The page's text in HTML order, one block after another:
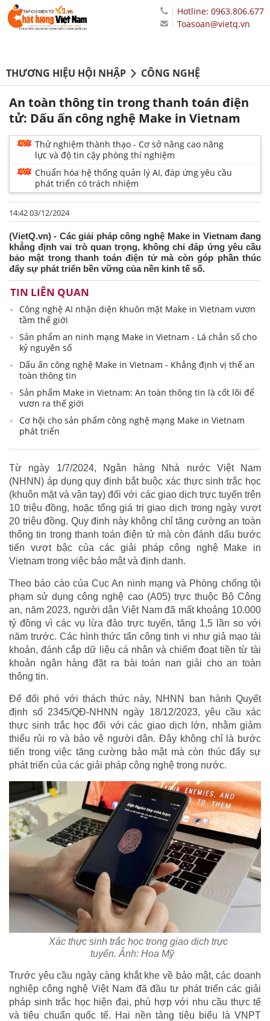
Hotline: 0963.806.677
Toasoan@vietq.vn
THƯƠNG HIỆU HỘI NHẬP CÔNG NGHỆ
An toàn thông tin trong thanh toán điện
tử: Dấu ấn công nghệ Make in Vietnam
Thử nghiệm thành thạo - Cơ sở nâng cao năng
lực và độ tin cậy phòng thí nghiệm
Chuẩn hóa hệ thống quản lý AI, đáp ứng yêu cầu
phát triển có trách nhiệm
14:42 03/12/2024
(VietQ.vn) - Các giải pháp công nghệ Make in Vietnam đang
khẳng định vai trò quan trọng, không chỉ đáp ứng yêu cầu
bảo mật trong thanh toán điện tử mà còn góp phần thúc
đẩy sự phát triển bền vững của nền kinh tế số.
TIN LIÊN QUAN
Công nghệ AI nhận diện khuôn mặt Make in Vietnam vươn
tầm thế giới
Sản phẩm an ninh mạng Make in Vietnam - Lá chắn số cho
kỷ nguyên số
Dấu ấn công nghệ Make in Vietnam - Khẳng định vị thế an
toàn thông tin
Sản phẩm Make in Vietnam: An toàn thông tin là cốt lõi để
vươn ra thế giới
Cơ hội cho sản phẩm công nghệ mạng Make in Vietnam
phát triển
Từ ngày 1/7/2024, Ngân hàng Nhà nước Việt Nam
(NHNN) áp dụng quy định bắt buộc xác thực sinh trắc học
(khuôn mặt và vân tay) đối với các giao dịch trực tuyến trên
10 triệu đồng, hoặc tổng giá trị giao dịch trong ngày vượt
20 triệu đồng. Quy định này không chỉ tăng cường an toàn
thông tin trong thanh toán điện tử mà còn đánh dấu bước
tiến vượt bậc của các giải pháp công nghệ Make in
Vietnam trong việc bảo mật và định danh.
Theo báo cáo của Cục An ninh mạng và Phòng chống tội
phạm sử dụng công nghệ cao (A05) trực thuộc Bộ Công
an, năm 2023, người dân Việt Nam đã mất khoảng 10.000
tỷ đồng vì các vụ lừa đảo trực tuyến, tăng 1,5 lần so với
năm trước. Các hình thức tấn công tinh vi như giả mạo tài
khoản, đánh cắp dữ liệu cá nhân và chiếm đoạt tiền từ tài
khoản ngân hàng đặt ra bài toán nan giải cho an toàn
thông tin.
Để đối phó với thách thức này, NHNN ban hành Quyết
định số 2345/QĐ-NHNN ngày 18/12/2023, yêu cầu xác
thực sinh trắc học đối với các giao dịch lớn, nhằm giảm
thiểu rủi ro và bảo vệ người dân. Đây không chỉ là bước
tiến trong việc tăng cường bảo mật mà còn thúc đẩy sự
phát triển của các giải pháp công nghệ trong nước.
Xác thực sinh trắc học trong giao dịch trực
tuyến. Ảnh: Hoa Mỹ
Trước yêu cầu ngày càng khắt khe về bảo mật, các doanh
nghiệp công nghệ Việt Nam đã đầu tư phát triển các giải
pháp sinh trắc học hiện đại, phù hợp với nhu cầu thực tế
và tiêu chuẩn quốc tế. Hai nền tảng tiêu biểu là VNPT